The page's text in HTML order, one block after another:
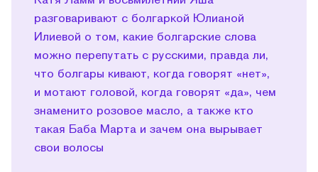
разговаривают с болгаркой Юлианой
Илиевой о том, какие болгарские слова
можно перепутать с русскими, правда ли,
что болгары кивают, когда говорят «нет»,
и мотают головой, когда говорят «да», чем
знаменито розовое масло, а также кто
такая Баба Марта и зачем она вырывает
свои волосы